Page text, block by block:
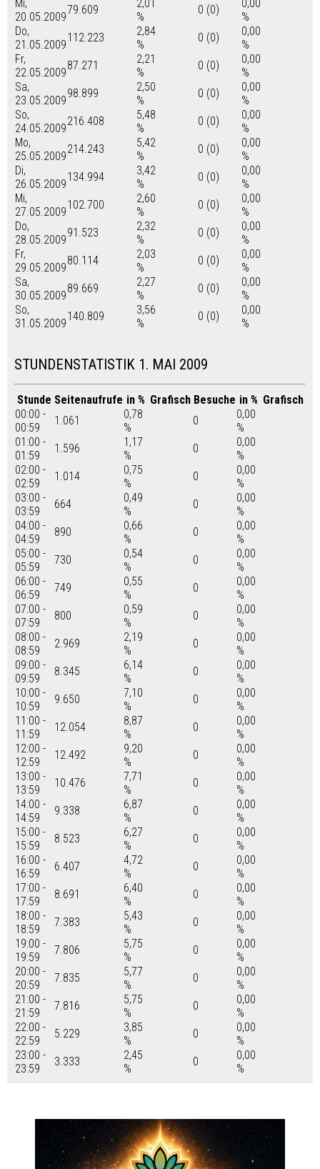
Mi,
20.05.2009
79.609
2,01
%
0 (0)
0,00
%
Do,
21.05.2009
112.223
2,84
%
0 (0)
0,00
%
Fr,
22.05.2009
87.271
2,21
%
0 (0)
0,00
%
Sa,
23.05.2009
98.899
2,50
%
0 (0)
0,00
%
So,
24.05.2009
216.408
5,48
%
0 (0)
0,00
%
Mo,
25.05.2009
214.243
5,42
%
0 (0)
0,00
%
Di,
26.05.2009
134.994
3,42
%
0 (0)
0,00
%
Mi,
27.05.2009
102.700
2,60
%
0 (0)
0,00
%
Do,
28.05.2009
91.523
2,32
%
0 (0)
0,00
%
Fr,
29.05.2009
80.114
2,03
%
0 (0)
0,00
%
Sa,
30.05.2009
89.669
2,27
%
0 (0)
0,00
%
So,
31.05.2009
140.809
3,56
%
0 (0)
0,00
%
STUNDENSTATISTIK 1. MAI 2009
Stunde Seitenaufrufe in % Grafisch Besuche in % Grafisch
00:00 -
00:59
1.061
0,78
%
0
0,00
%
01:00 -
01:59
1.596
1,17
%
0
0,00
%
02:00 -
02:59
1.014
0,75
%
0
0,00
%
03:00 -
03:59
664
0,49
%
0
0,00
%
04:00 -
04:59
890
0,66
%
0
0,00
%
05:00 -
05:59
730
0,54
%
0
0,00
%
06:00 -
06:59
749
0,55
%
0
0,00
%
07:00 -
07:59
800
0,59
%
0
0,00
%
08:00 -
08:59
2.969
2,19
%
0
0,00
%
09:00 -
09:59
8.345
6,14
%
0
0,00
%
10:00 -
10:59
9.650
7,10
%
0
0,00
%
11:00 -
11:59
12.054
8,87
%
0
0,00
%
12:00 -
12:59
12.492
9,20
%
0
0,00
%
13:00 -
13:59
10.476
7,71
%
0
0,00
%
14:00 -
14:59
9.338
6,87
%
0
0,00
%
15:00 -
15:59
8.523
6,27
%
0
0,00
%
16:00 -
16:59
6.407
4,72
%
0
0,00
%
17:00 -
17:59
8.691
6,40
%
0
0,00
%
18:00 -
18:59
7.383
5,43
%
0
0,00
%
19:00 -
19:59
7.806
5,75
%
0
0,00
%
20:00 -
20:59
7.835
5,77
%
0
0,00
%
21:00 -
21:59
7.816
5,75
%
0
0,00
%
22:00 -
22:59
5.229
3,85
%
0
0,00
%
23:00 -
23:59
3.333
2,45
%
0
0,00
%